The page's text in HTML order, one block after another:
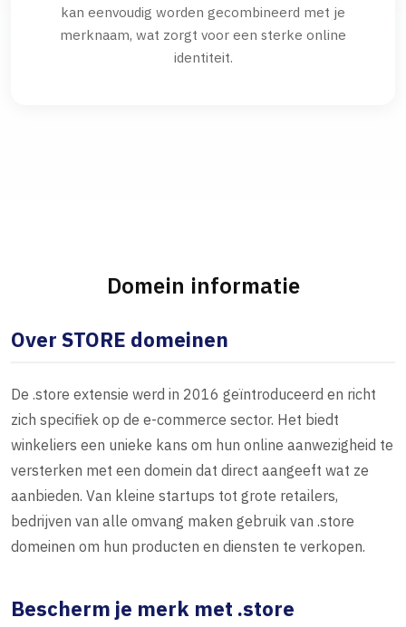
kan eenvoudig worden gecombineerd met je
merknaam, wat zorgt voor een sterke online
identiteit.
Domein informatie
Over STORE domeinen
De .store extensie werd in 2016 geïntroduceerd en richt
zich specifiek op de e-commerce sector. Het biedt
winkeliers een unieke kans om hun online aanwezigheid te
versterken met een domein dat direct aangeeft wat ze
aanbieden. Van kleine startups tot grote retailers,
bedrijven van alle omvang maken gebruik van .store
domeinen om hun producten en diensten te verkopen.
Bescherm je merk met .store